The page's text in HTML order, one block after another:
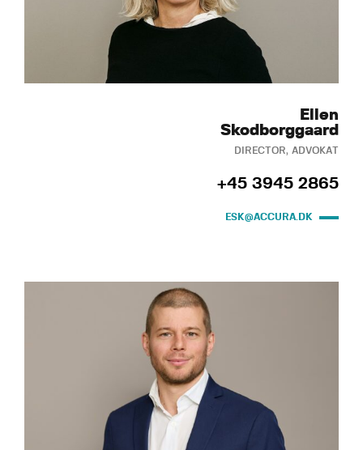
Ellen
Skodborggaard
DIRECTOR, ADVOKAT
+45 3945 2865
ESK@ACCURA.DK